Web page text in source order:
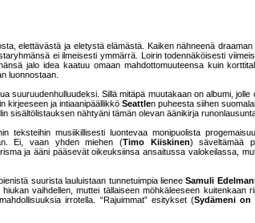
elettävästä ja eletystä elämästä. Kaiken nähneenä
ei ilmeisesti ymmärrä. Loirin todennäköisesti
jalo idea kaatuu omaan mahdottomuuteensa kuin
luonnostaan.
suuruudenhulluudeksi. Sillä mitäpä muutakaan on albumi,
in kirjeeseen ja intiaanipäällikköSeattlen puheesta siihen
sisältölistauksen nähtyäni tämän olevan äänikirja
teksteihin musiikillisesti luontevaa monipuolista
Ei, vaan yhden miehen (Timo Kiiskinen) säveltämää
ja ääni pääsevät oikeuksiinsa ansaitussa valokeilassa,
suurista lauluistaan tunnetuimpia lieneeSamuli
vaihdellen, muttei tällaiseen möhkäleeseen kuitenkaan
irrotella. “Rajuimmat” esitykset (Sydämeni on